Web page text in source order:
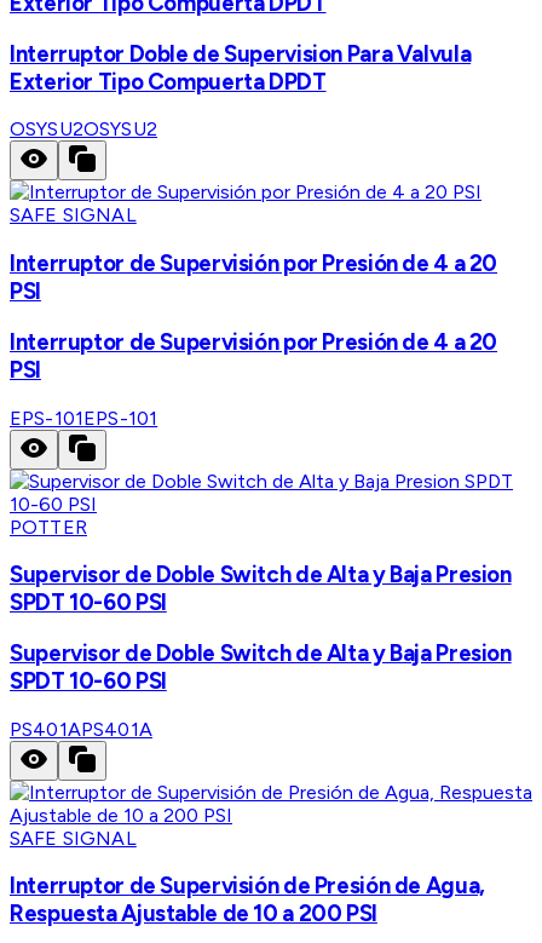
Interruptor Doble de Supervision Para Valvula
Exterior Tipo Compuerta DPDT
OSYSU2OSYSU2
SAFE SIGNAL
Interruptor de Supervisión por Presión de 4 a 20
PSI
Interruptor de Supervisión por Presión de 4 a 20
PSI
EPS-101EPS-101
POTTER
Supervisor de Doble Switch de Alta y Baja Presion
SPDT 10-60 PSI
Supervisor de Doble Switch de Alta y Baja Presion
SPDT 10-60 PSI
PS401APS401A
SAFE SIGNAL
Interruptor de Supervisión de Presión de Agua,
Respuesta Ajustable de 10 a 200 PSI